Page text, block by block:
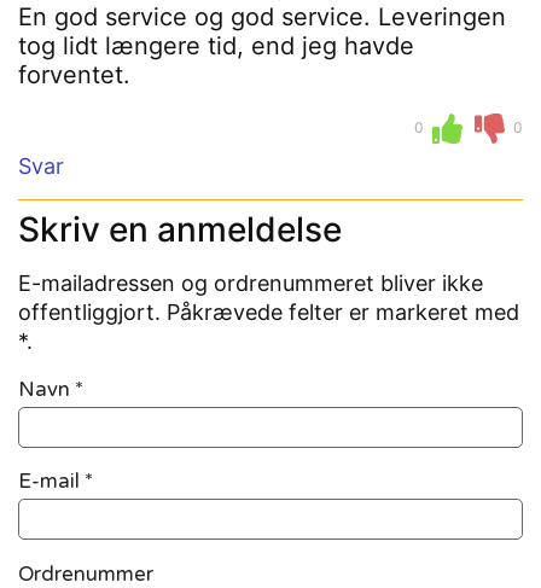
En god service og god service. Leveringen
tog lidt længere tid, end jeg havde
forventet.
0 0
Svar
Skriv en anmeldelse
E-mailadressen og ordrenummeret bliver ikke
offentliggjort. Påkrævede felter er markeret med
*.
Navn *
E-mail *
Ordrenummer